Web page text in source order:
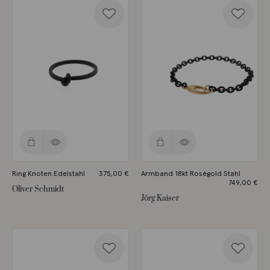
Ring Knoten Edelstahl 375,00 €
Oliver Schmidt
Armband 18kt Roségold Stahl
749,00 €
Jörg Kaiser